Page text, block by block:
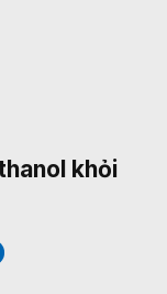
khỏi